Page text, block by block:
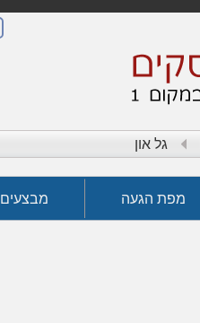
גל און
מפת הגעה מבצעים